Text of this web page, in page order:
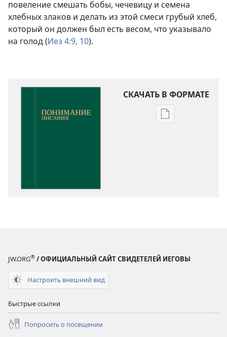
повеление смешать бобы, чечевицу и семена
хлебных злаков и делать из этой смеси грубый хлеб,
который он должен был есть весом, что указывало
на голод (Иез 4:9, 10).
СКАЧАТЬ В ФОРМАТЕ
Варианты
JW.ORG® / ОФИЦИАЛЬНЫЙ САЙТ СВИДЕТЕЛЕЙ ИЕГОВЫ
Настроить внешний вид
Быстрые ссылки
Попросить о посещении